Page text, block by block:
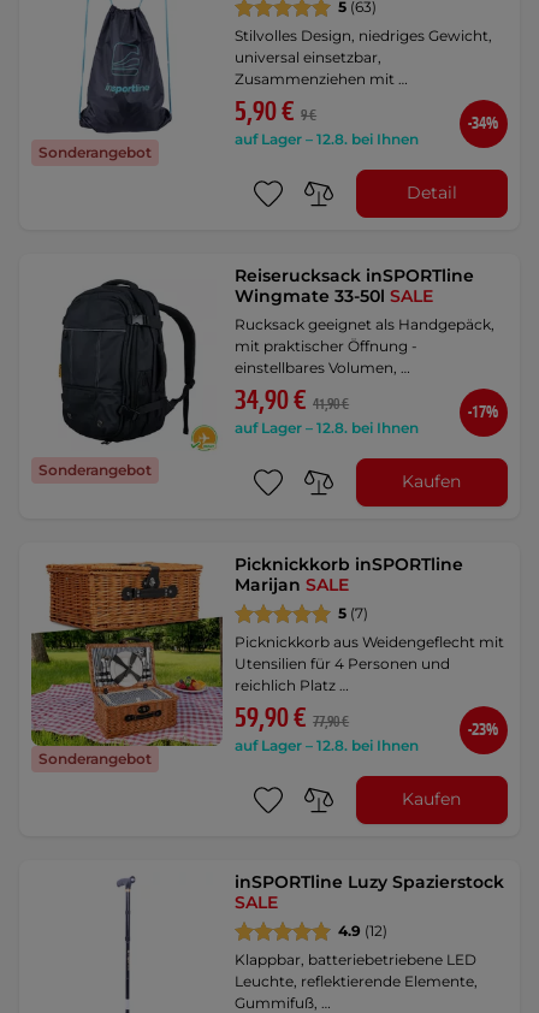
Sonderangebot
5 (63)
Stilvolles Design, niedriges Gewicht,
universal einsetzbar,
Zusammenziehen mit …
5,90 € 9 €
auf Lager – 12.8. bei Ihnen
-34%
Detail
Sonderangebot
Reiserucksack inSPORTline
Wingmate 33-50lSALE
Rucksack geeignet als Handgepäck,
mit praktischer Öffnung -
einstellbares Volumen, …
34,90 € 41,90 €
auf Lager – 12.8. bei Ihnen
-17%
Kaufen
Sonderangebot
Picknickkorb inSPORTline
MarijanSALE
5 (7)
Picknickkorb aus Weidengeflecht mit
Utensilien für 4 Personen und
reichlich Platz …
59,90 € 77,90 €
auf Lager – 12.8. bei Ihnen
-23%
Kaufen
inSPORTline Luzy Spazierstock
SALE
4.9 (12)
Klappbar, batteriebetriebene LED
Leuchte, reflektierende Elemente,
Gummifuß, …